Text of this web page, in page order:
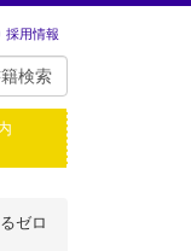
採用情報
ゼロ